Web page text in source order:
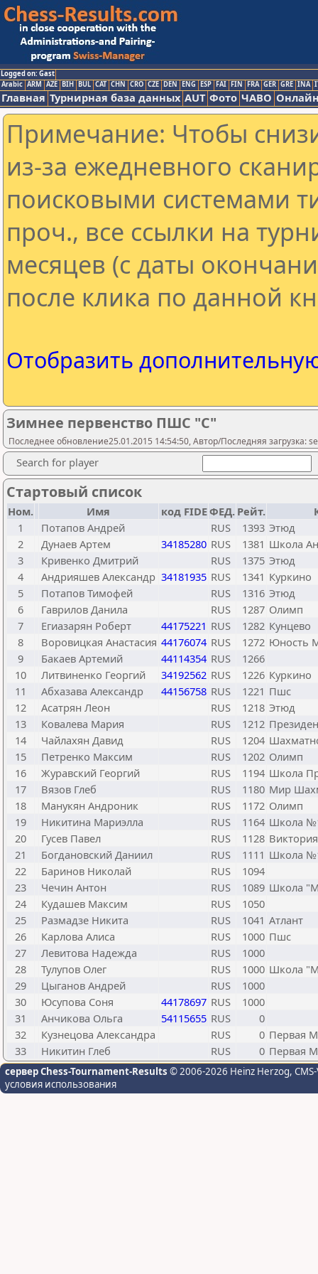
Logged on: Gast
Arabic ARM AZE BIH BUL CAT CHN CRO CZE DEN ENG ESP FAI FIN FRA GER GRE INA
Главная Турнирная база данных AUT Фото ЧАВО
Примечание: Чтобы
из-за ежедневного
поисковыми системами
проч., все ссылки на
месяцев (с даты
после клика по данной
Отобразить
Зимнее первенство ПШС "C"
Последнее обновление25.01.2015 14:54:50, Автор/Последняя загрузка:
Search for player
Стартовый список
Ном. Имя код FIDEФЕД. Рейт.
1
Потапов Андрей RUS 1393 Этюд
2
Дунаев Артем 34185280 RUS 1381 Школа
3
Кривенко Дмитрий RUS 1375 Этюд
4
Андрияшев Александр 34181935 RUS 1341 Куркино
5
Потапов Тимофей RUS 1316 Этюд
6
Гаврилов Данила RUS 1287 Олимп
7
Егиазарян Роберт 44175221 RUS 1282 Кунцево
8
Воровицкая Анастасия 44176074 RUS 1272 Юность
9
Бакаев Артемий 44114354 RUS
1266
10
Литвиненко Георгий 34192562 RUS 1226 Куркино
11
Абхазава Александр 44156758 RUS 1221 Пшс
12
Асатрян Леон RUS 1218 Этюд
13
Ковалева Мария RUS 1212
14
Чайлахян Давид RUS 1204
15
Петренко Максим RUS 1202 Олимп
16
Журавский Георгий RUS 1194 Школа
17
Вязов Глеб RUS 1180 Мир
18
Манукян Андроник RUS 1172 Олимп
19
Никитина Мариэлла RUS 1164 Школа
20
Гусев Павел RUS 1128 Виктория
21
Богдановский Даниил RUS 1111 Школа
22
Баринов Николай RUS
1094
23
Чечин Антон RUS 1089 Школа
24
Кудашев Максим RUS
1050
25
Размадзе Никита RUS 1041 Атлант
26
Карлова Алиса RUS 1000 Пшс
27
Левитова Надежда RUS
1000
28
Тулупов Олег RUS 1000 Школа
29
Цыганов Андрей RUS
1000
30
Юсупова Соня 44178697 RUS
1000
31
Анчикова Ольга 54115655 RUS
0
32
Кузнецова Александра RUS 0 Первая
33
Никитин Глеб RUS 0 Первая
сервер Chess-Tournament-Results © 2006-2026 Heinz Herzog,
условия использования